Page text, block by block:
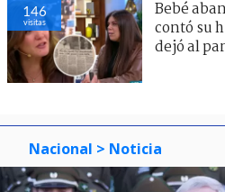
146
visitas
Bebé
contó su
dejó al
Nacional > Noticia